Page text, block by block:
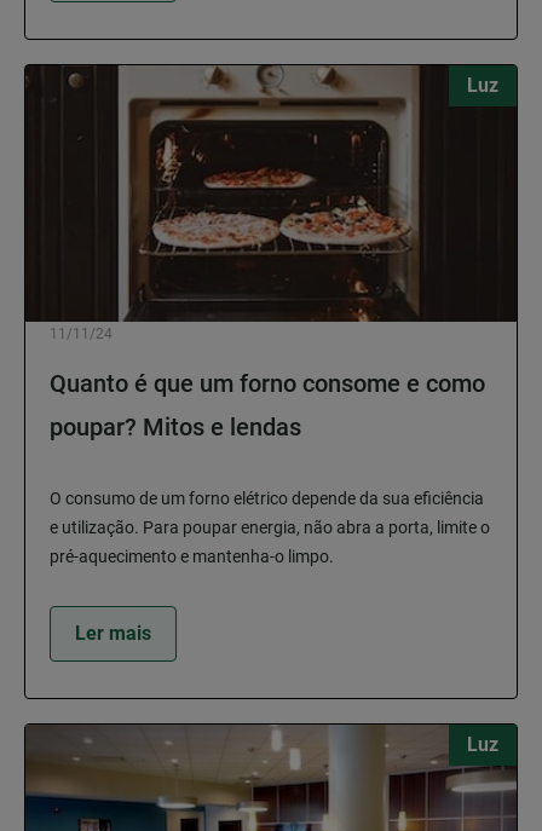
Luz
11/11/24
Quanto é que um forno consome e como
poupar? Mitos e lendas
O consumo de um forno elétrico depende da sua eficiência
e utilização. Para poupar energia, não abra a porta, limite o
pré-aquecimento e mantenha-o limpo.
Ler mais
Luz